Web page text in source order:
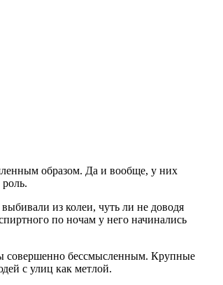
образом. Да и вообще, у них
из колеи, чуть ли не доводя
ного по ночам у него начинались
совершенно бессмысленным. Крупные
с улиц как метлой.